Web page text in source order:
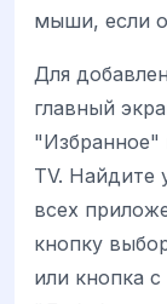
мыши, если
Для
главный
"Избранное"
TV. Найдите
всех
кнопку
или кнопка